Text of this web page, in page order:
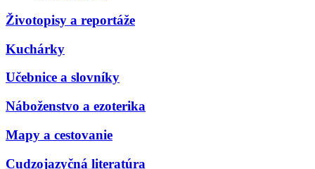
Životopisy a reportáže
Kuchárky
Učebnice a slovníky
Náboženstvo a ezoterika
Mapy a cestovanie
Cudzojazyčná literatúra